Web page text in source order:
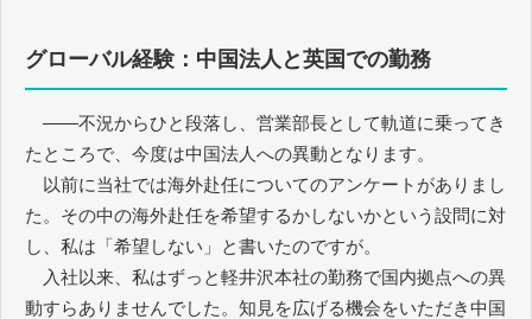
グローバル経験：中国法人と英国での勤務
――不況からひと段落し、営業部長として軌道に乗ってき
たところで、今度は中国法人への異動となります。
以前に当社では海外赴任についてのアンケートがありまし
た。その中の海外赴任を希望するかしないかという設問に対
し、私は「希望しない」と書いたのですが。
入社以来、私はずっと軽井沢本社の勤務で国内拠点への異
動すらありませんでした。知見を広げる機会をいただき中国